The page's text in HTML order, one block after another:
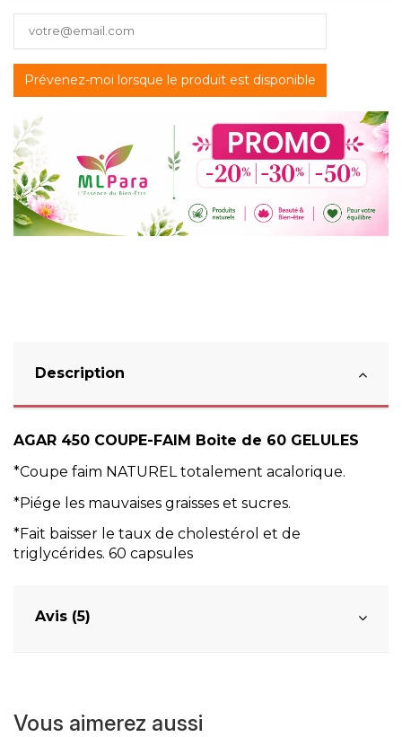
Description
AGAR 450 COUPE-FAIM Boite de 60 GELULES
*Coupe faim NATUREL totalement acalorique.
*Piége les mauvaises graisses et sucres.
*Fait baisser le taux de cholestérol et de
triglycérides. 60 capsules
Avis (5)
Vous aimerez aussi